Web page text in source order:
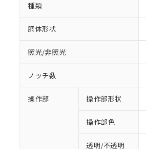
種類
胴体形状
照光/非照光
ノッチ数
操作部 操作部形状
操作部色
透明/不透明